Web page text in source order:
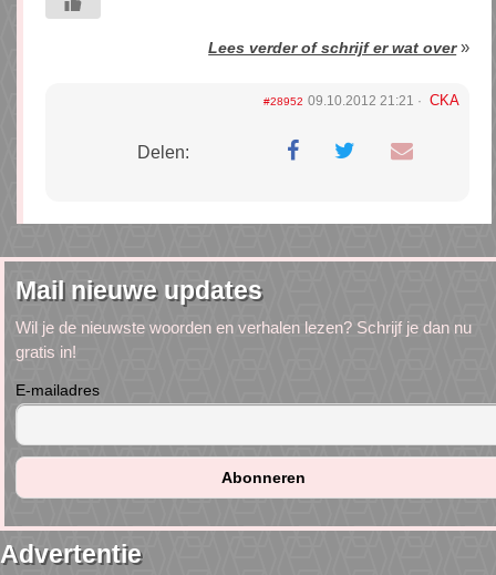
Lees verder of schrijf er wat over»
#28952 09.10.2012 21:21 CKA
Delen:
Mail nieuwe updates
Wil je de nieuwste woorden en verhalen lezen? Schrijf je dan nu
gratis in!
E-mailadres
Advertentie